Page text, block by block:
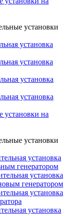
установки
установка
установка
установка
установка
установки на
установки
установка
генератором
установка
генератором
установка
установка